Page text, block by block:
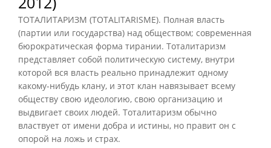
ТОТАЛИТАРИЗМ (TOTALITARISME). Полная власть
(партии или государства) над обществом; современная
бюрократическая форма тирании. Тоталитаризм
представляет собой политическую систему, внутри
которой вся власть реально принадлежит одному
какому-нибудь клану, и этот клан навязывает всему
обществу свою идеологию, свою организацию и
выдвигает своих людей. Тоталитаризм обычно
властвует от имени добра и истины, но правит он с
опорой на ложь и страх.